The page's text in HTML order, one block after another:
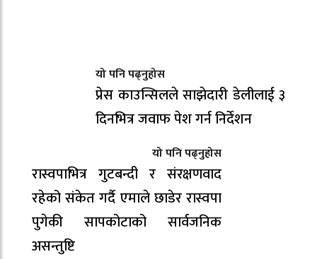
यो पनि पढ्नुहोस
प्रेस काउन्सिलले साझेदारी डेलीलाई ३
दिनभित्र जवाफ पेश गर्न निर्देशन
यो पनि पढ्नुहोस
रास्वपाभित्र गुटबन्दी र संरक्षणवाद
रहेको संकेत गर्दै एमाले छाडेर रास्वपा
पुगेकी सापकोटाको सार्वजनिक
असन्तुष्टि